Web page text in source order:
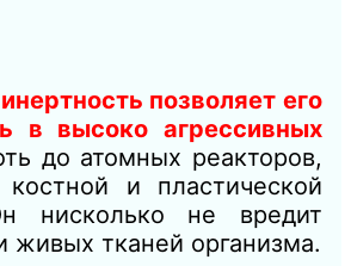
позволяет его
в высоко агрессивных
до атомных реакторов,
и пластической
нисколько не вредит
живых тканей организма.